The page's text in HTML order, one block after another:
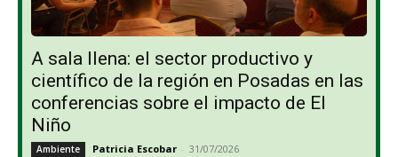
A sala llena: el sector productivo y
científico de la región en Posadas en las
conferencias sobre el impacto de El
Niño
Ambiente Patricia Escobar - 31/07/2026